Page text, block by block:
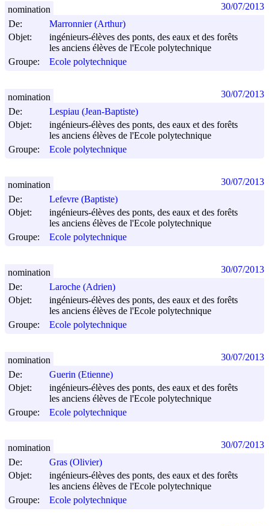
De:
Marronnier (Arthur)
Objet:
ingénieurs-élèves des ponts, des eaux et des forêts
les anciens élèves de l'Ecole polytechnique
Groupe:
Ecole polytechnique
nomination 30/07/2013
De:
Lespiau (Jean-Baptiste)
Objet:
ingénieurs-élèves des ponts, des eaux et des forêts
les anciens élèves de l'Ecole polytechnique
Groupe:
Ecole polytechnique
nomination 30/07/2013
De:
Lefevre (Baptiste)
Objet:
ingénieurs-élèves des ponts, des eaux et des forêts
les anciens élèves de l'Ecole polytechnique
Groupe:
Ecole polytechnique
nomination 30/07/2013
De:
Laroche (Adrien)
Objet:
ingénieurs-élèves des ponts, des eaux et des forêts
les anciens élèves de l'Ecole polytechnique
Groupe:
Ecole polytechnique
nomination 30/07/2013
De:
Guerin (Etienne)
Objet:
ingénieurs-élèves des ponts, des eaux et des forêts
les anciens élèves de l'Ecole polytechnique
Groupe:
Ecole polytechnique
nomination 30/07/2013
De:
Gras (Olivier)
Objet:
ingénieurs-élèves des ponts, des eaux et des forêts
les anciens élèves de l'Ecole polytechnique
Groupe:
Ecole polytechnique
nomination 30/07/2013